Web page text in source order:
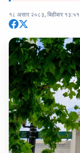
१८ असार २०८३, बिहीबार १३:५१